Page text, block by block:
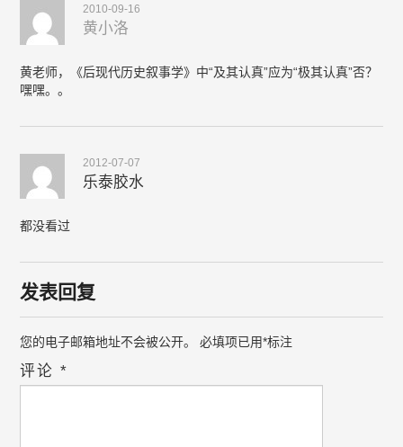
2010-09-16
黄小洛
黄老师，《后现代历史叙事学》中“及其认真”应为“极其认真”否？
嘿嘿。。
2012-07-07
乐泰胶水
都没看过
发表回复
您的电子邮箱地址不会被公开。 必填项已用*标注
评论*